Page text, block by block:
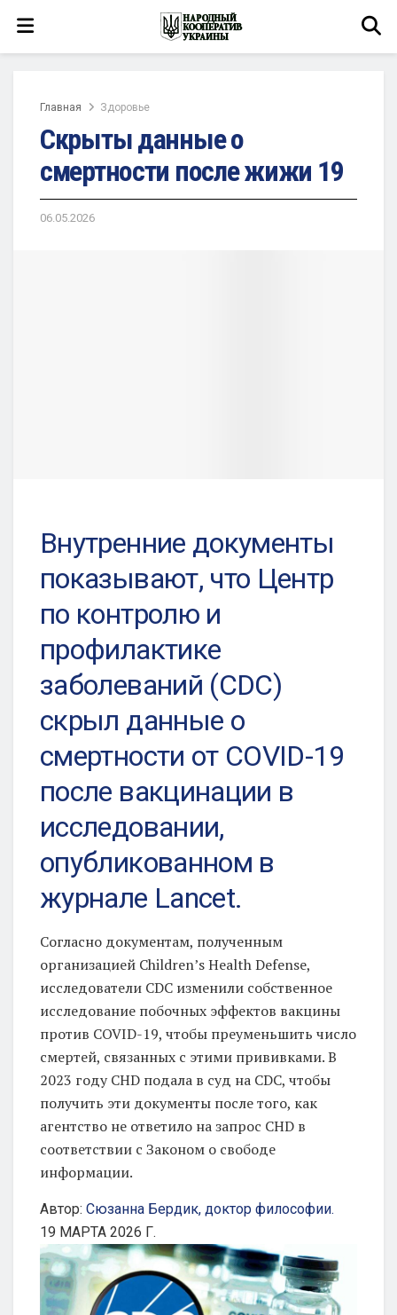
Главная Здоровье
Скрыты данные о
смертности после жижи 19
06.05.2026
Внутренние документы
показывают, что Центр
по контролю и
профилактике
заболеваний (CDC)
скрыл данные о
смертности от COVID-19
после вакцинации в
исследовании,
опубликованном в
журнале Lancet.
Согласно документам, полученным
организацией Children’s Health Defense,
исследователи CDC изменили собственное
исследование побочных эффектов вакцины
против COVID-19, чтобы преуменьшить число
смертей, связанных с этими прививками. В
2023 году CHD подала в суд на CDC, чтобы
получить эти документы после того, как
агентство не ответило на запрос CHD в
соответствии с Законом о свободе
информации.
Автор: Сюзанна Бердик, доктор философии.
19 МАРТА 2026 Г.